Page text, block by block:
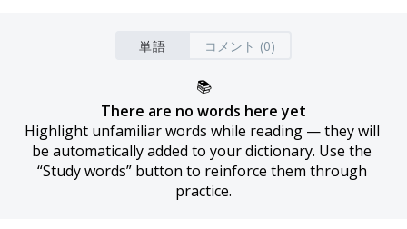
単語 コメント (0)
📚
There are no words here yet
Highlight unfamiliar words while reading — they will
be automatically added to your dictionary. Use the
“Study words” button to reinforce them through
practice.